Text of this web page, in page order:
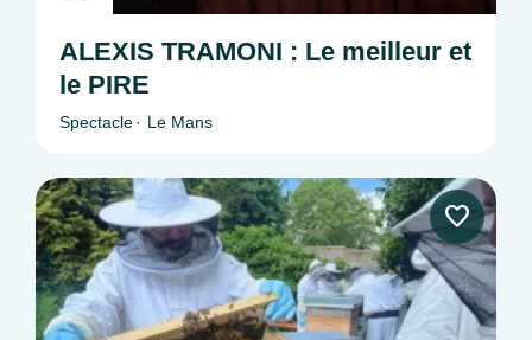
ALEXIS TRAMONI : Le meilleur et
le PIRE
Spectacle Le Mans